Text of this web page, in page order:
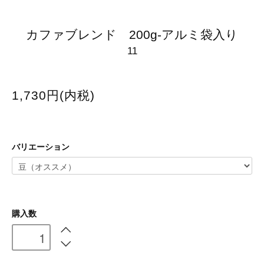
カファブレンド 200g-アルミ袋入り
11
1,730円(内税)
バリエーション
購入数